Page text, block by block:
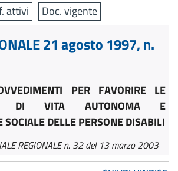
attivi Doc. vigente
21 agosto 1997, n.
PER FAVORIRE LE
DI VITA AUTONOMA E
SOCIALE DELLE PERSONE DISABILI
REGIONALE n. 32 del 13 marzo 2003